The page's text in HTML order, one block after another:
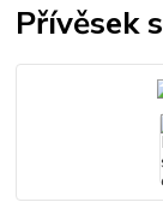
Přívěsek